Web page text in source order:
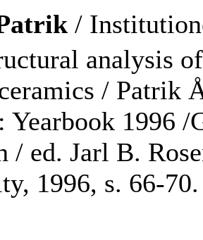
/
analysis
/ Patrik
Yearbook 1996 /
/ ed. Jarl B.
1996, s. 66-70.